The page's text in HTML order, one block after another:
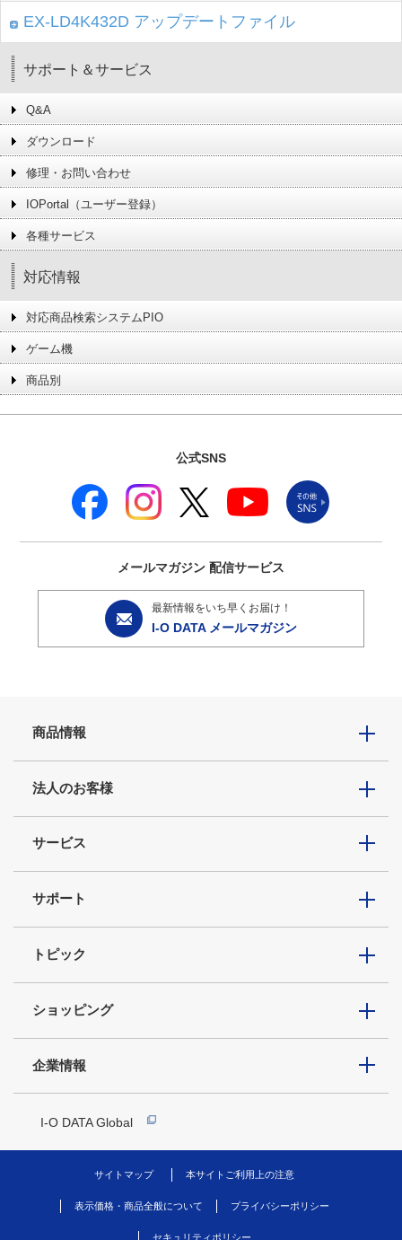
EX-LD4K432D アップデートファイル
サポート＆サービス
Q&A
ダウンロード
修理・お問い合わせ
IOPortal（ユーザー登録）
各種サービス
対応情報
対応商品検索システムPIO
ゲーム機
商品別
公式SNS
メールマガジン 配信サービス
最新情報をいち早くお届け！
I-O DATA メールマガジン
商品情報
法人のお客様
サービス
サポート
トピック
ショッピング
企業情報
I-O DATA Global
サイトマップ 本サイトご利用上の注意
表示価格・商品全般について プライバシーポリシー
セキュリティポリシー